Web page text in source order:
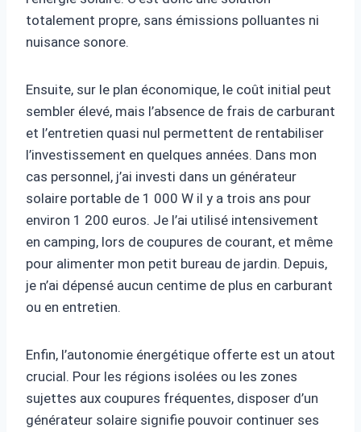
totalement propre, sans émissions polluantes ni
nuisance sonore.
Ensuite, sur le plan économique, le coût initial peut
sembler élevé, mais l’absence de frais de carburant
et l’entretien quasi nul permettent de rentabiliser
l’investissement en quelques années. Dans mon
cas personnel, j’ai investi dans un générateur
solaire portable de 1 000 W il y a trois ans pour
environ 1 200 euros. Je l’ai utilisé intensivement
en camping, lors de coupures de courant, et même
pour alimenter mon petit bureau de jardin. Depuis,
je n’ai dépensé aucun centime de plus en carburant
ou en entretien.
Enfin, l’autonomie énergétique offerte est un atout
crucial. Pour les régions isolées ou les zones
sujettes aux coupures fréquentes, disposer d’un
générateur solaire signifie pouvoir continuer ses